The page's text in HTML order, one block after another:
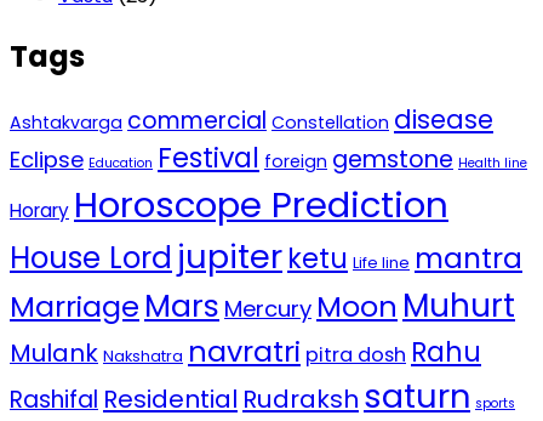
Tags
Ashtakvarga commercial Constellation disease
Eclipse Education Festival foreign gemstone Health line
Horary Horoscope Prediction
House Lord jupiterketu Life line mantra
Marriage Mars Mercury Moon Muhurt
Mulank Nakshatra navratri pitra dosh Rahu
Rashifal Residential Rudraksh saturn sports